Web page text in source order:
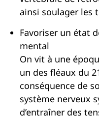
ainsi soulager les
Favoriser un état
mental
On vit à une
un des fléaux du
conséquence de
système nerveux
d’entraîner des